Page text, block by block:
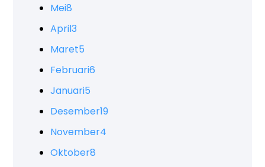
Mei8
April3
Maret5
Februari6
Januari5
Desember19
November4
Oktober8